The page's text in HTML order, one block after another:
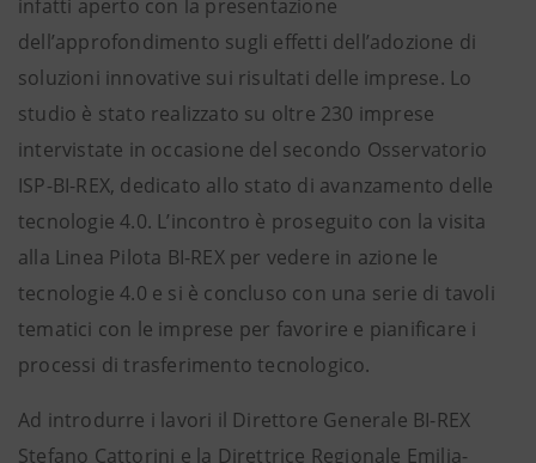
infatti aperto con la presentazione
dell’approfondimento sugli effetti dell’adozione di
soluzioni innovative sui risultati delle imprese. Lo
studio è stato realizzato su oltre 230 imprese
intervistate in occasione del secondo Osservatorio
ISP-BI-REX, dedicato allo stato di avanzamento delle
tecnologie 4.0. L’incontro è proseguito con la visita
alla Linea Pilota BI-REX per vedere in azione le
tecnologie 4.0 e si è concluso con una serie di tavoli
tematici con le imprese per favorire e pianificare i
processi di trasferimento tecnologico.
Ad introdurre i lavori il Direttore Generale BI-REX
Stefano Cattorini e la Direttrice Regionale Emilia-